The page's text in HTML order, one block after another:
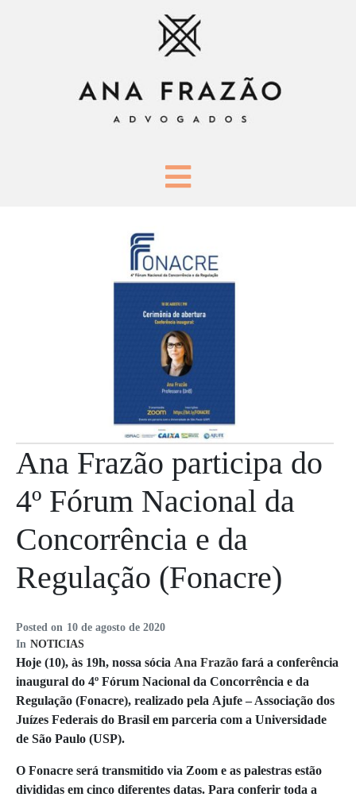
Posted on 10 de agosto de 2020
In NOTICIAS
Ana Frazão participa do
4º Fórum Nacional da
Concorrência e da
Regulação (Fonacre)
Hoje (10), às 19h, nossa sócia Ana Frazão fará a conferência
inaugural do 4º Fórum Nacional da Concorrência e da
Regulação (Fonacre), realizado pela Ajufe – Associação dos
Juízes Federais do Brasil em parceria com a Universidade
de São Paulo (USP).
O Fonacre será transmitido via Zoom e as palestras estão
divididas em cinco diferentes datas. Para conferir toda a